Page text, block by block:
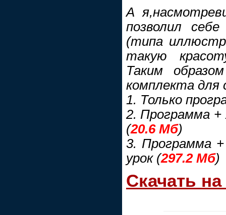
А
позволил
(типа
такую
Таким
комплекта для
1. Только
2. Программа +
(20.6 Мб)
3. Программа
урок (297.2 Мб)
Скачать